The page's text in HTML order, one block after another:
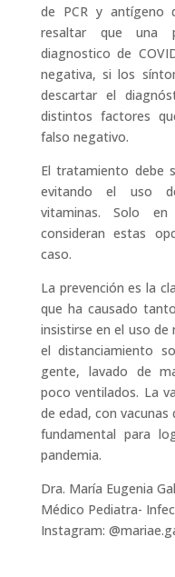
de PCR y antígeno
resaltar que una
diagnostico de
negativa, si los
descartar el
distintos factores
falso negativo.
El tratamiento debe
evitando el uso
vitaminas. Solo
consideran estas
caso.
La prevención es la
que ha causado
insistirse en el uso de
el distanciamiento
gente, lavado de
poco ventilados. La
de edad, con
fundamental para
pandemia.
Dra. María Eugenia
Médico Pediatra-
Instagram: